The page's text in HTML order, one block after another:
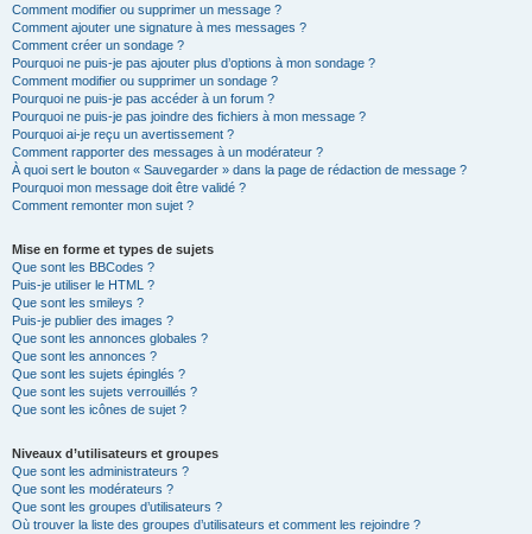
Comment modifier ou supprimer un message ?
Comment ajouter une signature à mes messages ?
Comment créer un sondage ?
Pourquoi ne puis-je pas ajouter plus d’options à mon sondage ?
Comment modifier ou supprimer un sondage ?
Pourquoi ne puis-je pas accéder à un forum ?
Pourquoi ne puis-je pas joindre des fichiers à mon message ?
Pourquoi ai-je reçu un avertissement ?
Comment rapporter des messages à un modérateur ?
À quoi sert le bouton « Sauvegarder » dans la page de rédaction de message ?
Pourquoi mon message doit être validé ?
Comment remonter mon sujet ?
Mise en forme et types de sujets
Que sont les BBCodes ?
Puis-je utiliser le HTML ?
Que sont les smileys ?
Puis-je publier des images ?
Que sont les annonces globales ?
Que sont les annonces ?
Que sont les sujets épinglés ?
Que sont les sujets verrouillés ?
Que sont les icônes de sujet ?
Niveaux d’utilisateurs et groupes
Que sont les administrateurs ?
Que sont les modérateurs ?
Que sont les groupes d’utilisateurs ?
Où trouver la liste des groupes d’utilisateurs et comment les rejoindre ?